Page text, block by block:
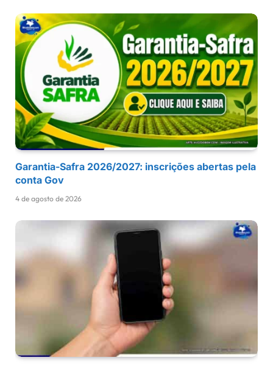
Garantia-Safra 2026/2027: inscrições abertas pela
conta Gov
4 de agosto de 2026